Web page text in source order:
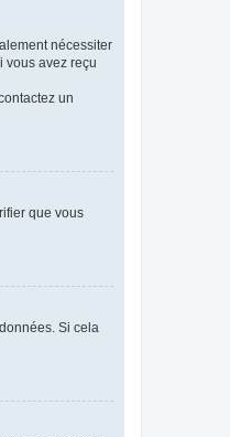
nécessiter
vous avez reçu
un
que vous
Si cela